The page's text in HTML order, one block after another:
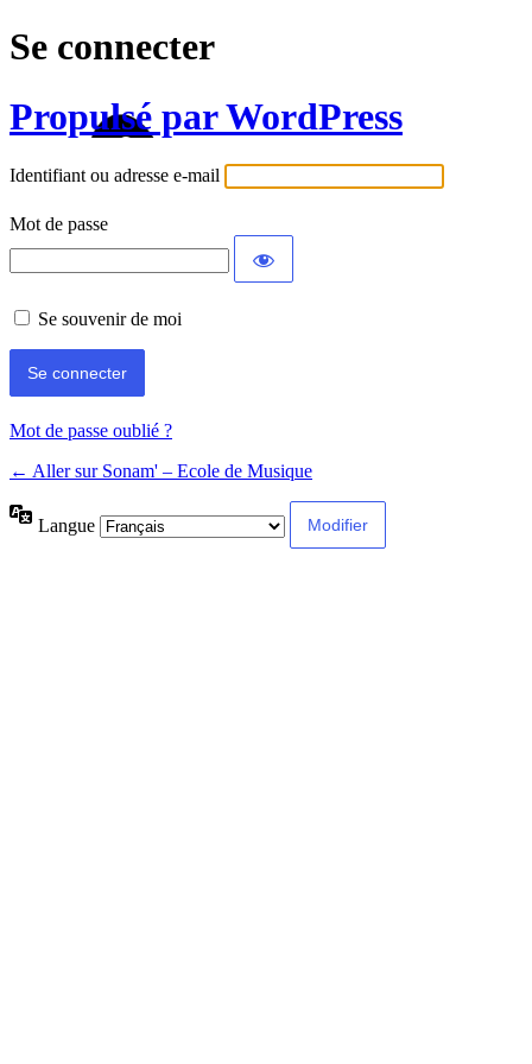
Se connecter
Propulsé par WordPress
Identifiant ou adresse e-mail
Mot de passe
Se souvenir de moi
Mot de passe oublié ?
← Aller sur Sonam' – Ecole de Musique
Langue